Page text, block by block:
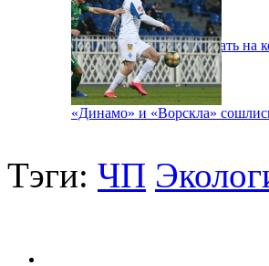
В Киеве будут тестировать на
«Динамо» и «Ворскла»
Тэги: ЧП